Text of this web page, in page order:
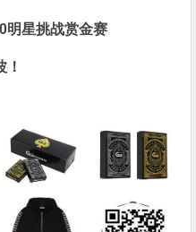
明星挑战赏金赛